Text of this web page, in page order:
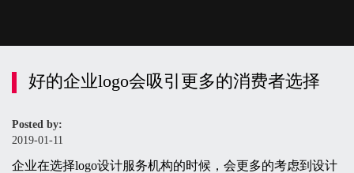
好的企业logo会吸引更多的消费者选择
Posted by:
2019-01-11
企业在选择logo设计服务机构的时候，会更多的考虑到设计